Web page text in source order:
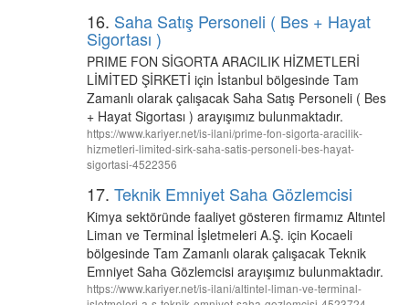
16. Saha Satış Personeli ( Bes + Hayat
Sigortası )
PRIME FON SİGORTA ARACILIK HİZMETLERİ
LİMİTED ŞİRKETİ için İstanbul bölgesinde Tam
Zamanlı olarak çalışacak Saha Satış Personeli ( Bes
+ Hayat Sigortası ) arayışımız bulunmaktadır.
https://www.kariyer.net/is-ilani/prime-fon-sigorta-aracilik-
hizmetleri-limited-sirk-saha-satis-personeli-bes-hayat-
sigortasi-4522356
17. Teknik Emniyet Saha Gözlemcisi
Kimya sektöründe faaliyet gösteren firmamız Altıntel
Liman ve Terminal İşletmeleri A.Ş. için Kocaeli
bölgesinde Tam Zamanlı olarak çalışacak Teknik
Emniyet Saha Gözlemcisi arayışımız bulunmaktadır.
https://www.kariyer.net/is-ilani/altintel-liman-ve-terminal-